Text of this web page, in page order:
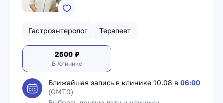
Гастроэнтеролог Терапевт
2500 ₽
В Клинике
Ближайшая запись в клинике 10.08 в 06:00
(GMT0)